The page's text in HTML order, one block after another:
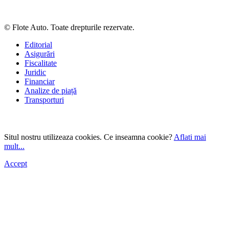
© Flote Auto. Toate drepturile rezervate.
Editorial
Asigurări
Fiscalitate
Juridic
Financiar
Analize de piață
Transporturi
Situl nostru utilizeaza cookies. Ce inseamna cookie? Aflati mai
mult...
Accept